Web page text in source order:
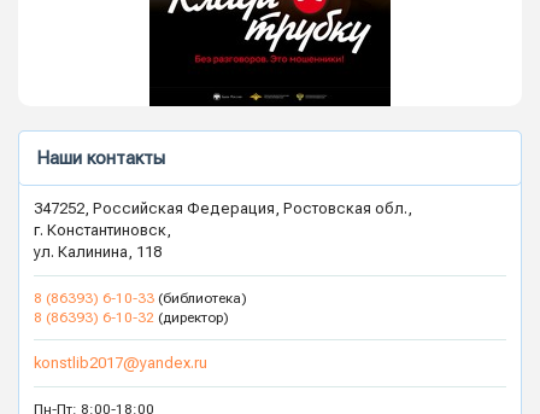
Наши контакты
347252, Российская Федерация, Ростовская обл.,
г. Константиновск,
ул. Калинина, 118
8 (86393) 6-10-33 (библиотека)
8 (86393) 6-10-32 (директор)
konstlib2017@yandex.ru
Пн-Пт: 8:00-18:00